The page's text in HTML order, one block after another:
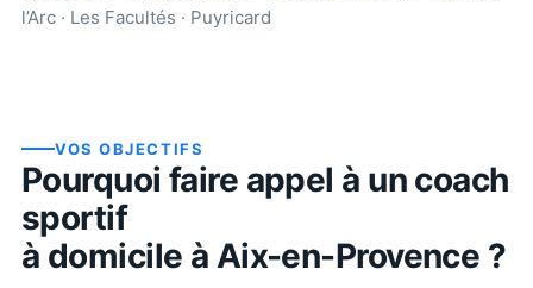
l’Arc · Les Facultés · Puyricard
VOS OBJECTIFS
Pourquoi faire appel à un coach
sportif
à domicile à Aix-en-Provence ?